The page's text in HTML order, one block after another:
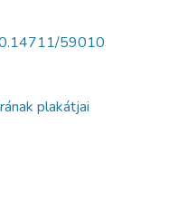
59010
plakátjai